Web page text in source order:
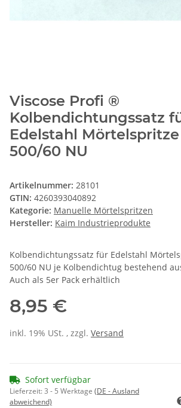
Viscose Profi ®
Kolbendichtungssatz
Edelstahl
500/60 NU
Artikelnummer: 28101
GTIN: 4260393040892
Kategorie: Manuelle Mörtelspritzen
Hersteller: Kaim Industrieprodukte
Kolbendichtungssatz für Edelstahl
500/60 NU je Kolbendichtug bestehend
Auch als 5er Pack erhältlich
8,95 €
inkl. 19% USt. , zzgl. Versand
Sofort verfügbar
Lieferzeit:3 - 5 Werktage (DE - Ausland
abweichend)